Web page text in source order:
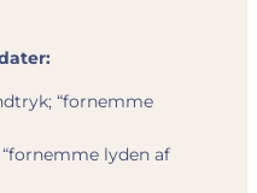
“fornemme
lyden af